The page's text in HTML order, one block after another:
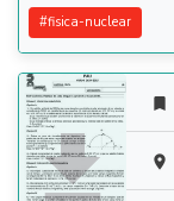
#fisica-nuclear


